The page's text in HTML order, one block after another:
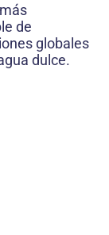
de
globales
dulce.